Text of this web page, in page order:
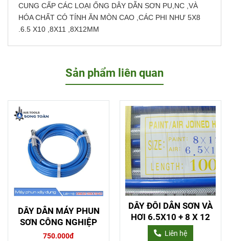
CUNG CẤP CÁC LOẠI ỐNG DÂY DẪN SƠN PU,NC ,VÀ
HÓA CHẤT CÓ TÍNH ĂN MÒN CAO ,CÁC PHI NHƯ 5X8
.6.5 X10 ,8X11 ,8X12MM
Sản phẩm liên quan
DÂY DẪN MÁY PHUN
SƠN CÔNG NGHIỆP
750.000đ
DÂY ĐÔI DẪN SƠN VÀ
HƠI 6.5X10 + 8 X 12
Liên hệ